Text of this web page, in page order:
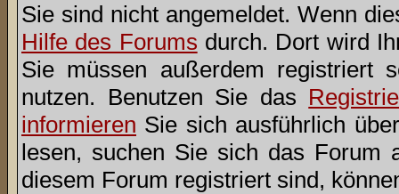
Sie sind nicht angemeldet. Wenn
Hilfe des Forums durch. Dort wird
Sie müssen außerdem registriert
nutzen. Benutzen Sie das
informieren Sie sich ausführlich
lesen, suchen Sie sich das Forum
diesem Forum registriert sind,